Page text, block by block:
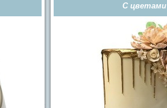
С цветами